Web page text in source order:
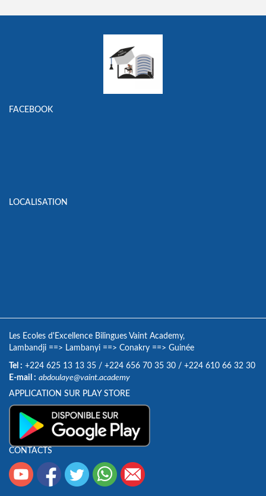
FACEBOOK
LOCALISATION
Les Ecoles d'Excellence Bilingues Vaint Academy,
Lambandji ==> Lambanyi ==> Conakry ==> Guinée
Tel : +224 625 13 13 35 / +224 656 70 35 30 / +224 610 66 32 30
E-mail : abdoulaye@vaint.academy
APPLICATION SUR PLAY STORE
CONTACTS